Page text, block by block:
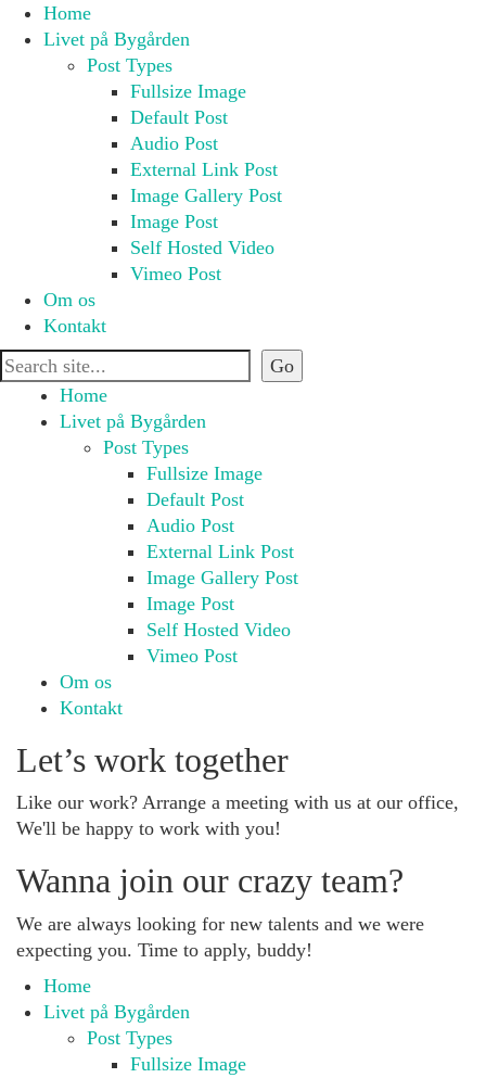
Home
Livet på Bygården
Post Types
Fullsize Image
Default Post
Audio Post
External Link Post
Image Gallery Post
Image Post
Self Hosted Video
Vimeo Post
Om os
Kontakt
Home
Livet på Bygården
Post Types
Fullsize Image
Default Post
Audio Post
External Link Post
Image Gallery Post
Image Post
Self Hosted Video
Vimeo Post
Om os
Kontakt
Let’s work together
Like our work? Arrange a meeting with us at our office,
We'll be happy to work with you!
Wanna join our crazy team?
We are always looking for new talents and we were
expecting you. Time to apply, buddy!
Home
Livet på Bygården
Post Types
Fullsize Image